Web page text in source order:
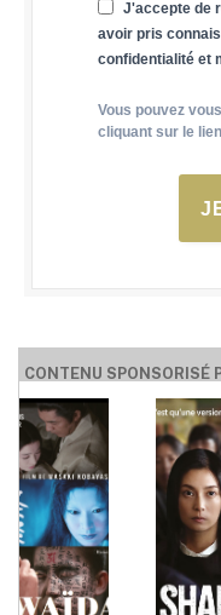
J'accepte de
avoir pris
confidentialité et
Vous pouvez
cliquant sur le
CONTENU SPONSORISÉ